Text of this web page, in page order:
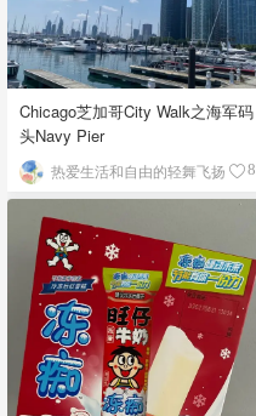
Chicago芝加哥City Walk之海军码
头Navy Pier
热爱生活和自由的轻舞飞扬 8